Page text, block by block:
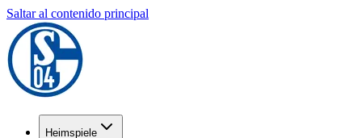
Saltar al contenido principal
Heimspiele